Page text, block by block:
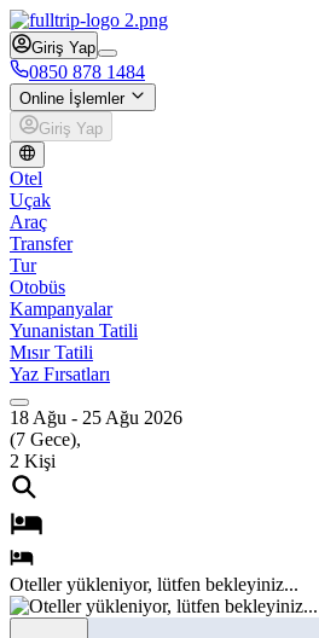
Giriş Yap
0850 878 1484
Online İşlemler
Giriş Yap
Otel
Uçak
Araç
Transfer
Tur
Otobüs
Kampanyalar
Yunanistan Tatili
Mısır Tatili
Yaz Fırsatları
18 Ağu - 25 Ağu 2026
(7 Gece),
2 Kişi
Otelleryükleniyor, lütfen bekleyiniz...